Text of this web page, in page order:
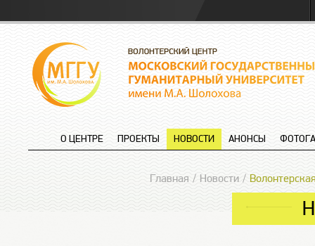
О ЦЕНТРЕ ПРОЕКТЫ НОВОСТИ АНОНСЫ
Главная Новости